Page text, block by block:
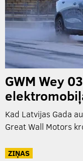
GWM Wey
Kad Latvijas Gada
Great Wall Motors
ZIŅAS